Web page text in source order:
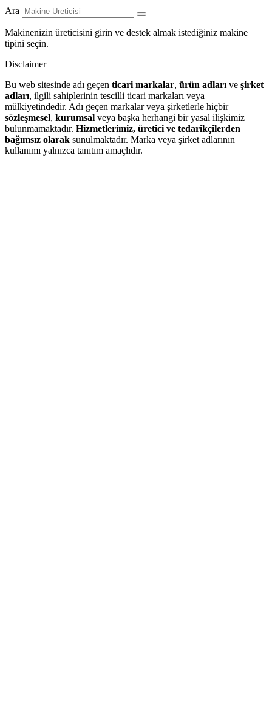
Ara
Makinenizin üreticisini girin ve destek almak istediğiniz makine
tipini seçin.
Disclaimer
Bu web sitesinde adı geçen ticari markalar, ürün adları ve şirket
adları, ilgili sahiplerinin tescilli ticari markaları veya
mülkiyetindedir. Adı geçen markalar veya şirketlerle hiçbir
sözleşmesel, kurumsal veya başka herhangi bir yasal ilişkimiz
bulunmamaktadır. Hizmetlerimiz, üretici ve tedarikçilerden
bağımsız olarak sunulmaktadır. Marka veya şirket adlarının
kullanımı yalnızca tanıtım amaçlıdır.